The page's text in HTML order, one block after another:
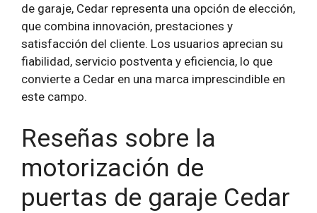
de garaje, Cedar representa una opción de elección,
que combina innovación, prestaciones y
satisfacción del cliente. Los usuarios aprecian su
fiabilidad, servicio postventa y eficiencia, lo que
convierte a Cedar en una marca imprescindible en
este campo.
Reseñas sobre la
motorización de
puertas de garaje Cedar